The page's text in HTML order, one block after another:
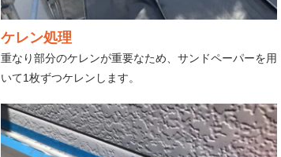
ケレン処理
重なり部分のケレンが重要なため、サンドペーパーを用
いて1枚ずつケレンします。